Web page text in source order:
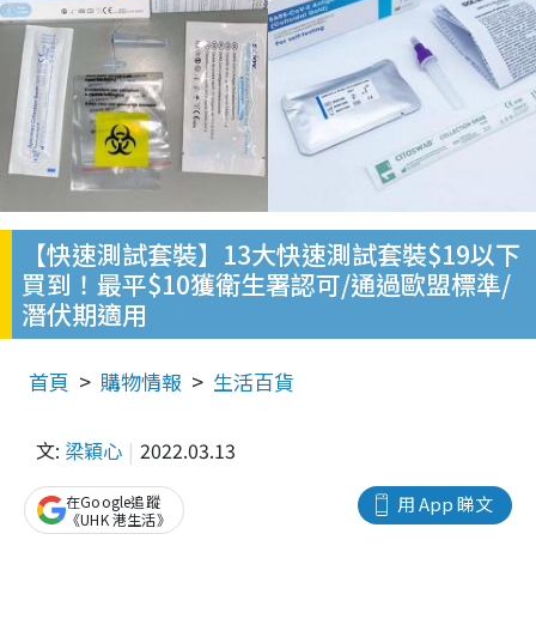
【快速測試套裝】13大快速測試套裝$19以下
買到！最平$10獲衛生署認可/通過歐盟標準/
潛伏期適用
首頁 購物情報 生活百貨
文: 梁穎心 2022.03.13
用 App 睇文
在Google追蹤
《UHK 港生活》